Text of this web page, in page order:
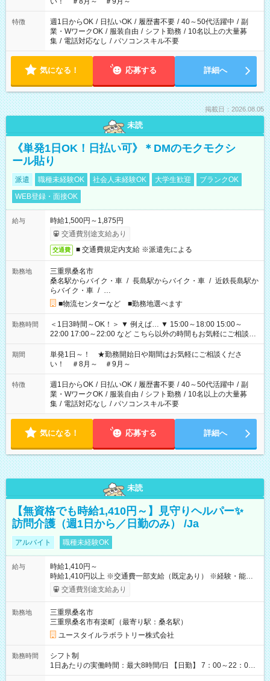
特徴 週1日からOK / 日払いOK / 履歴書不要 / 40～50代活躍中 / 副
業・WワークOK / 服装自由 / シフト勤務 / 10名以上の大量募
集 / 電話対応なし / パソコンスキル不要
気になる！ 応募する 詳細へ
掲載日：2026.08.05
未読
《単発1日OK！日払い可》＊DMのモクモクシ
ール貼り
派遣 職種未経験OK 社会人未経験OK 大学生歓迎
ブランクOK
WEB登録・面接OK
給与
時給1,500円～1,875円
交通費別途支給あり
交通費 ■ 交通費規定内支給 ※派遣先による
勤務地
三重県桑名市
桑名駅からバイク・車 / 長島駅からバイク・車 / 近鉄長島駅か
らバイク・車 / …
■物流センターなど ■勤務地選べます
勤務時間
＜1日3時間～OK！＞ ▼ 例えば… ▼ 15:00～18:00 15:00～
22:00 17:00～22:00 など こちら以外の時間もお気軽にご相談く
ださい！
期間
単発1日～！ ★勤務開始日や期間はお気軽にご相談くださ
い！ ＃8月～ ＃9月～
特徴 週1日からOK / 日払いOK / 履歴書不要 / 40～50代活躍中 / 副
業・WワークOK / 服装自由 / シフト勤務 / 10名以上の大量募
集 / 電話対応なし / パソコンスキル不要
気になる！ 応募する 詳細へ
未読
【無資格でも時給1,410円～】見守りヘルパー✨
訪問介護（週1日から／日勤のみ） /Ja
アルバイト 職種未経験OK
給与
時給1,410円～
時給1,410円以上 ※交通費一部支給（既定あり） ※経験・能力を
考慮して決定します 【収入例】 週1回勤務の場合：1,410円×8時
間×4回=4万5,120円 週3回勤務の場合：1,410円×8時間×12回
5,600円 【試用期間】試用期間あり 試用期間の長さ：2ヶ月
※ 雇用形態と給与に、本採用時と異なる部分があります。 雇用
形態：本採用時と同じです。 給与：時給 1,090円以上
交通費別途支給あり
勤務地
三重県桑名市
三重県桑名市有楽町（最寄り駅：桑名駅）
ユースタイルラボラトリー株式会社
勤務時間
シフト制
1日あたりの実働時間：最大8時間/日 【日勤】 7：00～22：00
の間で8時間勤務（休憩時間は法定通り） ※週1日～OK ／ 夜勤